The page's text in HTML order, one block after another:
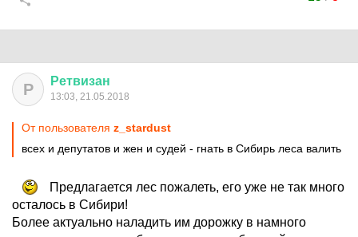
Р Ретвизан
13:03, 21.05.2018
От пользователя z_stardust
всех и депутатов и жен и судей - гнать в Сибирь леса валить
Предлагается лес пожалеть, его уже не так много
осталось в Сибири!
Более актуально наладить им дорожку в намного